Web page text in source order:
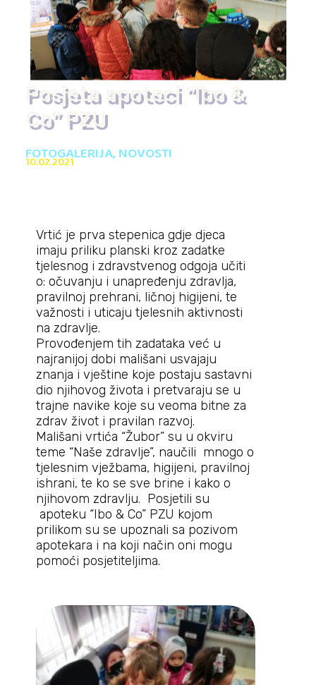
Posjeta apoteci “Ibo &
Co” PZU
FOTOGALERIJA,NOVOSTI
10.02.2021
Vrtić je prva stepenica gdje djeca
imaju priliku planski kroz zadatke
tjelesnog i zdravstvenog odgoja učiti
o: očuvanju i unapređenju zdravlja,
pravilnoj prehrani, ličnoj higijeni, te
važnosti i uticaju tjelesnih aktivnosti
na zdravlje.
Provođenjem tih zadataka već u
najranijoj dobi mališani usvajaju
znanja i vještine koje postaju sastavni
dio njihovog života i pretvaraju se u
trajne navike koje su veoma bitne za
zdrav život i pravilan razvoj.
Mališani vrtića “Žubor” su u okviru
teme “Naše zdravlje”, naučili mnogo o
tjelesnim vježbama, higijeni, pravilnoj
ishrani, te ko se sve brine i kako o
njihovom zdravlju. Posjetili su
apoteku “Ibo & Co” PZU kojom
prilikom su se upoznali sa pozivom
apotekara i na koji način oni mogu
pomoći posjetiteljima.